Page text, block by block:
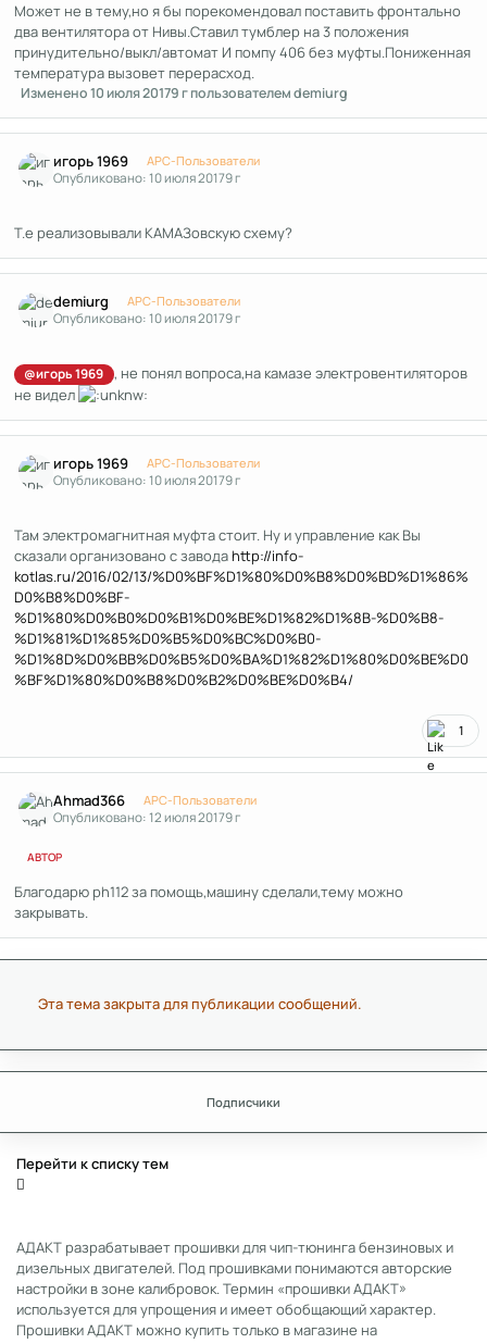
Может не в тему,но я бы порекомендовал поставить фронтально
два вентилятора от Нивы.Ставил тумблер на 3 положения
принудительно/выкл/автомат И помпу 406 без муфты.Пониженная
температура вызовет перерасход.
Изменено10 июля 20179 гпользователем demiurg
игорь 1969 APC-Пользователи
Опубликовано:10 июля 20179 г
Т.е реализовывали КАМАЗовскую схему?
demiurg APC-Пользователи
Опубликовано:10 июля 20179 г
@игорь 1969
, не понял вопроса,на камазе электровентиляторов
не видел
игорь 1969 APC-Пользователи
Опубликовано:10 июля 20179 г
Там электромагнитная муфта стоит. Ну и управление как Вы
сказали организовано с завода http://info-
kotlas.ru/2016/02/13/%D0%BF%D1%80%D0%B8%D0%BD%D1%86%
D0%B8%D0%BF-
%D1%80%D0%B0%D0%B1%D0%BE%D1%82%D1%8B-%D0%B8-
%D1%81%D1%85%D0%B5%D0%BC%D0%B0-
%D1%8D%D0%BB%D0%B5%D0%BA%D1%82%D1%80%D0%BE%D0
%BF%D1%80%D0%B8%D0%B2%D0%BE%D0%B4/
1
Ahmad366 APC-Пользователи
Опубликовано:12 июля 20179 г
АВТОР
Благодарю ph112 за помощь,машину сделали,тему можно
закрывать.
Эта тема закрыта для публикации сообщений.
Подписчики
Перейти к списку тем
АДАКТ разрабатывает прошивки для чип-тюнинга бензиновых и
дизельных двигателей. Под прошивками понимаются авторские
настройки в зоне калибровок. Термин «прошивки АДАКТ»
используется для упрощения и имеет обобщающий характер.
Прошивки АДАКТ можно купить только в магазине на